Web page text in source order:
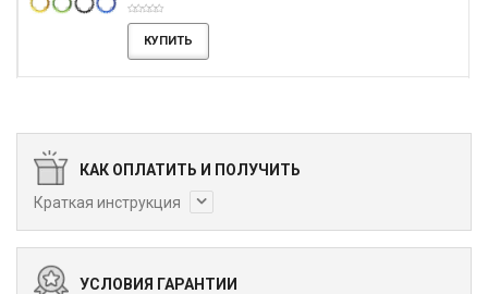
КУПИТЬ
КАК ОПЛАТИТЬ И ПОЛУЧИТЬ
Краткая инструкция
УСЛОВИЯ ГАРАНТИИ